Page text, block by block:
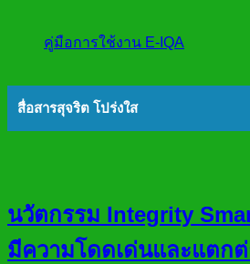
คู่มือการใช้งาน E-IQA
สื่อสารสุจริต โปร่งใส
นวัตกรรม Integrity
มีความโดดเด่นและแตกต่